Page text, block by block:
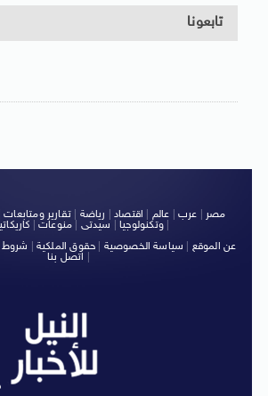
تابعونا
مصر عرب عالم اقتصاد رياضة |تقارير ومتابعات
وتكنولوجيا| سيدتى منوعات
|
عن الموقع
سياسة الخصوصية حقوق الملكية شروط
اتصل بنا